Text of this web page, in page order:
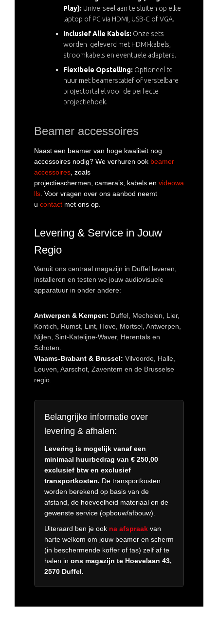
Play): Universeel aan te sluiten op elke
laptop of PC via HDMI, USB-C of VGA.
Inclusief Alle Kabels: Onze sets
worden geleverd met HDMI-kabels,
stroomkabels en eventuele adapters.
Flexibele Opstelling: Optioneel te
huur met beamerstatief of verstelbare
projectortafel voor de perfecte
projectiehoek.
Beamer accessoires
Naast een beamer van hoge kwaliteit nog
accessoires nodig? We verhuren ook beamer
accessoires , zoals
projectieschermen, camera’s kabels en videowa
lls . Voor vragen over ons aanbod neemt
u contact met ons op.
Levering & Service in Jouw
Regio
Vanuit ons centraal magazijn in Duffel leveren,
installeren en testen we jouw audiovisuele
apparatuur in onder andere:
Antwerpen & Kempen: Duffel, Mechelen, Lier,
Kontich, Rumst, Lint, Hove, Mortsel, Antwerpen,
Nijlen, Sint-Katelijne-Waver, Herentals en
Schoten.
Vlaams-Brabant & Brussel: Vilvoorde, Halle,
Leuven, Aarschot, Zaventem en de Brusselse
regio.
Belangrijke informatie over
levering & afhalen:
Levering is mogelijk vanaf een
minimaal huurbedrag van € 250,00
exclusief btw en exclusief
transportkosten. De transportkosten
worden berekend op basis van de
afstand, de hoeveelheid materiaal en de
gewenste service (opbouw/afbouw).
Uiteraard ben je ook na afspraak van
harte welkom om jouw beamer en scherm
(in beschermende koffer of tas) zelf af te
halen in ons magazijn te Hoevelaan 43,
2570 Duffel.